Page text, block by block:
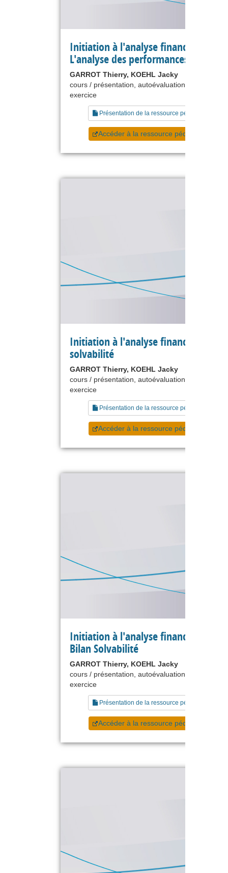
Initiation à l'analyse financière -
L'analyse des performances
GARROT Thierry, KOEHL Jacky
cours / présentation, autoévaluation, étude de
exercice
Présentation de la ressource pédagogique
Accéder à la ressource pédagogique
Initiation à l'analyse financière - La
solvabilité
GARROT Thierry, KOEHL Jacky
cours / présentation, autoévaluation, étude de
exercice
Présentation de la ressource pédagogique
Accéder à la ressource pédagogique
Initiation à l'analyse financière - Le
Bilan Solvabilité
GARROT Thierry, KOEHL Jacky
cours / présentation, autoévaluation, étude de
exercice
Présentation de la ressource pédagogique
Accéder à la ressource pédagogique